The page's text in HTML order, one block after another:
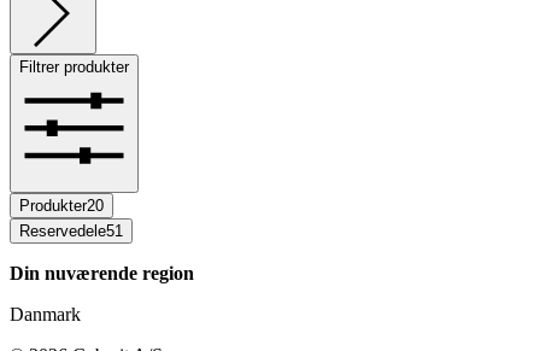
Filtrer produkter
Produkter20
Reservedele51
Din nuværende region
Danmark